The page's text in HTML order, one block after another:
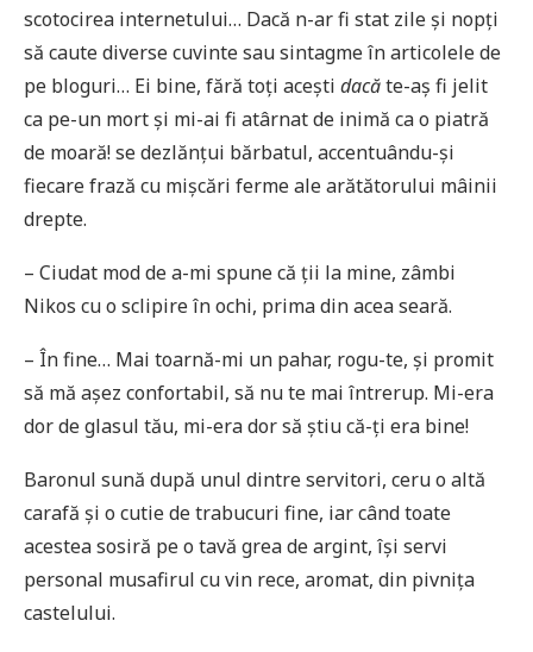
scotocirea internetului… Dacă n-ar fi stat zile și nopți
să caute diverse cuvinte sau sintagme în articolele de
pe bloguri… Ei bine, fără toți acești dacăte-aș fi jelit
ca pe-un mort și mi-ai fi atârnat de inimă ca o piatră
de moară! se dezlănțui bărbatul, accentuându-și
fiecare frază cu mișcări ferme ale arătătorului mâinii
drepte.
– Ciudat mod de a-mi spune că ții la mine, zâmbi
Nikos cu o sclipire în ochi, prima din acea seară.
– În fine… Mai toarnă-mi un pahar, rogu-te, și promit
să mă așez confortabil, să nu te mai întrerup. Mi-era
dor de glasul tău, mi-era dor să știu că-ți era bine!
Baronul sună după unul dintre servitori, ceru o altă
carafă și o cutie de trabucuri fine, iar când toate
acestea sosiră pe o tavă grea de argint, își servi
personal musafirul cu vin rece, aromat, din pivnița
castelului.